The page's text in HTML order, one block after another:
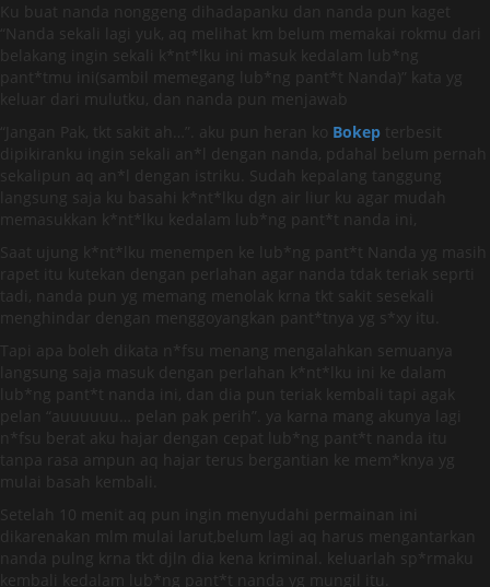
Ku buat nanda nonggeng dihadapanku dan nanda pun kaget
“Nanda sekali lagi yuk, aq melihat km belum memakai rokmu dari
belakang ingin sekali k*nt*lku ini masuk kedalam lub*ng
pant*tmu ini(sambil memegang lub*ng pant*t Nanda)” kata yg
keluar dari mulutku, dan nanda pun menjawab
“Jangan Pak, tkt sakit ah…”. aku pun heran ko Bokep terbesit
dipikiranku ingin sekali an*l dengan nanda, pdahal belum pernah
sekalipun aq an*l dengan istriku. Sudah kepalang tanggung
langsung saja ku basahi k*nt*lku dgn air liur ku agar mudah
memasukkan k*nt*lku kedalam lub*ng pant*t nanda ini,
Saat ujung k*nt*lku menempen ke lub*ng pant*t Nanda yg masih
rapet itu kutekan dengan perlahan agar nanda tdak teriak seprti
tadi, nanda pun yg memang menolak krna tkt sakit sesekali
menghindar dengan menggoyangkan pant*tnya yg s*xy itu.
Tapi apa boleh dikata n*fsu menang mengalahkan semuanya
langsung saja masuk dengan perlahan k*nt*lku ini ke dalam
lub*ng pant*t nanda ini, dan dia pun teriak kembali tapi agak
pelan “auuuuuu… pelan pak perih”. ya karna mang akunya lagi
n*fsu berat aku hajar dengan cepat lub*ng pant*t nanda itu
tanpa rasa ampun aq hajar terus bergantian ke mem*knya yg
mulai basah kembali.
Setelah 10 menit aq pun ingin menyudahi permainan ini
dikarenakan mlm mulai larut,belum lagi aq harus mengantarkan
nanda pulng krna tkt djln dia kena kriminal. keluarlah sp*rmaku
kembali kedalam lub*ng pant*t nanda yg mungil itu.